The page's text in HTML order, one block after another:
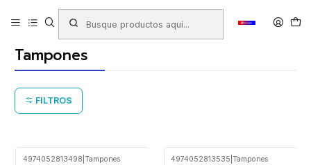
Productos TIMBRES - TAMPONES - TINTAS
Tampones
FILTROS
4974052813498 Tampones 4974052813535 Tampones